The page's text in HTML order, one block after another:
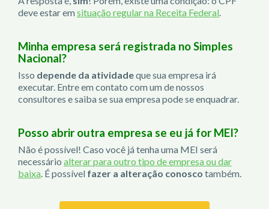
deve estar emsituação regular na Receita Federal.
Minha empresa será registrada no Simples
Nacional?
Isso depende da atividadeque sua empresa irá
executar. Entre em contato com um de nossos
consultores e saiba se sua empresa pode se enquadrar.
Posso abrir outra empresa se eu já for MEI?
Não é possível! Caso você já tenha uma MEI será
necessário alterar para outro tipo de empresa ou dar
baixa. É possível fazer a alteração conosco também.